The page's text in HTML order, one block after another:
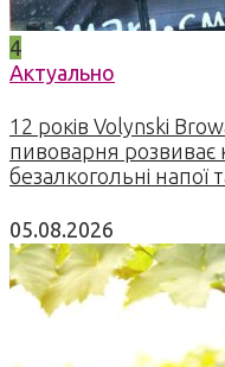
4
Актуально
12 років Volynski
пивоварня розвиває
безалкогольні напої
05.08.2026